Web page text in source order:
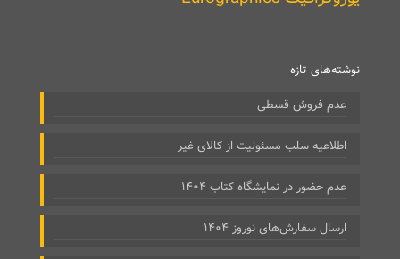
نوشته‌های تازه
عدم فروش قسطی
اطلاعیه سلب مسئولیت از کالای غیر
عدم حضور در نمایشگاه کتاب ۱۴۰۴
ارسال سفارش‌های نوروز ۱۴۰۴